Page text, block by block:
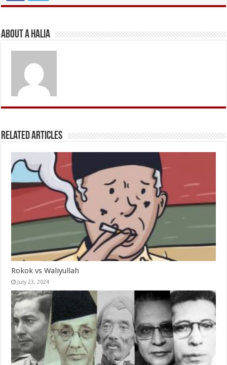
About A Halia
Related Articles
Rokok vs Waliyullah
July 23, 2024